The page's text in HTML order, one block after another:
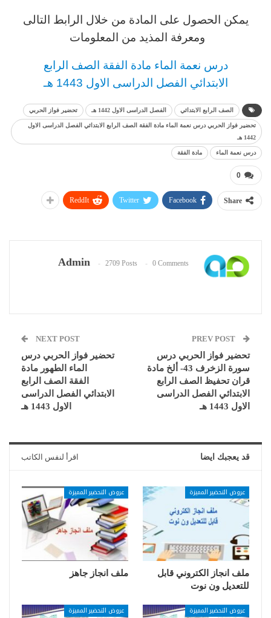
يمكن الحصول على المادة من خلال الرابط التالى
ومعرفة المذيد من المعلومات
درس نعمة الماء مادة الفقة
الصف الرابع
الابتدائي الفصل الدراسى الاول 1443 هـ
الصف الرابع الابتدائي الفصل الدراسى الاول 1442 هـ تحضير فواز الحربي
تحضير فواز الحربي درس نعمة الماء مادة الفقة الصف الرابع الابتدائي الفصل الدراسى الاول
1442 هـ
درس نعمة الماء مادة الفقة
0
Share
Facebook
Twitter
ReddIt
Admin 2709 Posts 0 Comments
تحضير فواز الحربي درس
سورة الزخرف 43- ألخ مادة
قران تحفيظ الصف الرابع
الابتدائي الفصل الدراسى
الاول 1443 هـ
NEXT POST
تحضير فواز الحربي درس
الماء الطهور مادة
الفقة الصف الرابع
الابتدائي الفصل الدراسى
الاول 1443 هـ
قد يعجبك ايضا اقرأ لنفس الكاتب
عروض التحضير المميزة
ملف انجاز الكتروني قابل
للتعديل ون نوت
عروض التحضير المميزة
ملف انجاز جاهز
عروض التحضير المميزة عروض التحضير المميزة